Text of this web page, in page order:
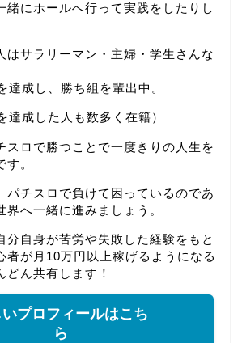
緒にホールへ行って実践をしたりし
はサラリーマン・主婦・学生さんな
達成し、勝ち組を輩出中。
達成した人も数多く在籍）
スロで勝つことで一度きりの人生を
。
パチスロで負けて困っているのであ
界へ一緒に進みましょう。
分自身が苦労や失敗した経験をもと
者が月10万円以上稼げるようになる
どん共有します！
プロフィールはこち
ら